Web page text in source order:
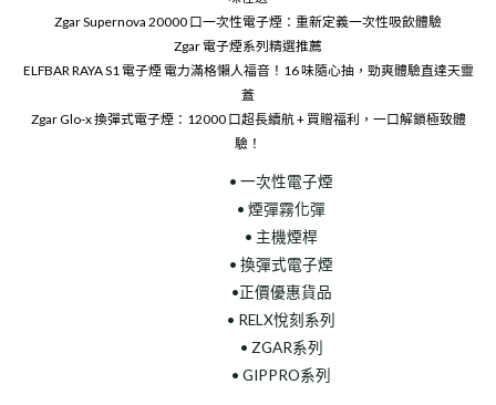
Zgar Supernova 20000 口一次性電子煙：重新定義一次性吸飲體驗
Zgar 電子煙系列精選推薦
ELFBAR RAYA S1 電子煙 電力滿格懶人福音！16 味隨心抽，勁爽體驗直達天靈
蓋
Zgar Glo-x 換彈式電子煙：12000 口超長續航 + 買贈福利，一口解鎖極致體
驗！
• 一次性電子煙
• 煙彈霧化彈
• 主機煙桿
• 換彈式電子煙
•正價優惠貨品
• RELX悅刻系列
• ZGAR系列
• GIPPRO系列